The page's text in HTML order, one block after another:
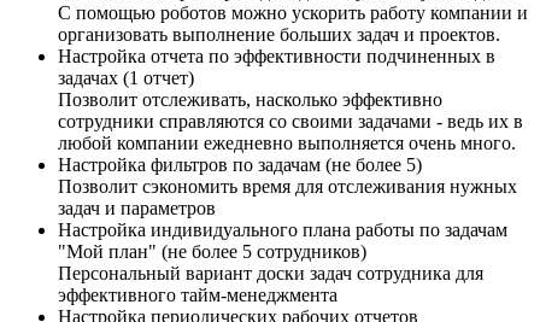
С помощью роботов можно ускорить работу компании и
организовать выполнение больших задач и проектов.
Настройка отчета по эффективности подчиненных в
задачах (1 отчет)
Позволит отслеживать, насколько эффективно
сотрудники справляются со своими задачами - ведь их в
любой компании ежедневно выполняется очень много.
Настройка фильтров по задачам (не более 5)
Позволит сэкономить время для отслеживания нужных
задач и параметров
Настройка индивидуального плана работы по задачам
"Мой план" (не более 5 сотрудников)
Персональный вариант доски задач сотрудника для
эффективного тайм-менеджмента
Настройка периодических рабочих отчетов